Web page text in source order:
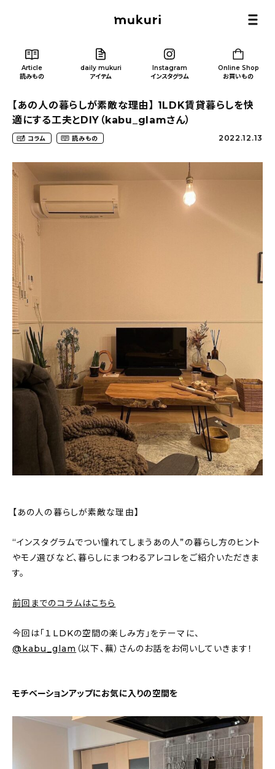
Article
読みもの
daily mukuri
アイテム
Instagram
インスタグラム
Online Shop
お買いもの
Article/ 読みもの
カテゴリー一覧
新着記事
人気の記事
おすすめの記事
コラム
インテリア
キッチン
収納/掃除
暮らし
新着記事
インテリア
【あの人の暮らしが素敵な理由】 1LDK賃貸暮らしを快
適にする工夫とDIY（kabu_glamさん）
コラム 読みもの 2022.12.13
【あの人の暮らしが素敵な理由】
“インスタグラムでつい憧れてしまうあの人”の暮らし方のヒント
やモノ選びなど、暮らしにまつわるアレコレをご紹介いただきま
す。
前回までのコラムはこちら
今回は「１LDKの空間の楽しみ方」をテーマに、
@kabu_glam （以下、蕪）さんのお話をお伺いしていきます！
モチベーションアップにお気に入りの空間を